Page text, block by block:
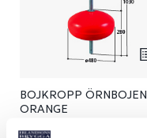
BOJKROPP ÖRNBOJEN
ORANGE